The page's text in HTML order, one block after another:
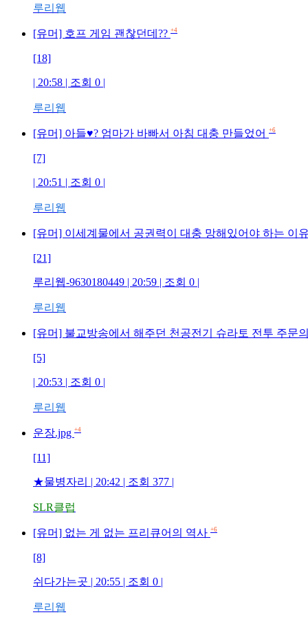
루리웹
[유머] 호프 게임 괜찮던데?? +4
[18]
| 20:58 | 조회 0 |
루리웹
[유머] 아들♥? 엄마가 바빠서 아침 대충 만들었어 +6
[7]
| 20:51 | 조회 0 |
루리웹
[유머] 이세계물에서 공권력이 대충 망해있어야 하는 이
[21]
루리웹-9630180449 | 20:59 | 조회 0 |
루리웹
[유머] 불교방송에서 해주던 천공전기 슈라토 전투 주문
[5]
| 20:53 | 조회 0 |
루리웹
운장.jpg +4
[11]
★물병자리 | 20:42 | 조회 377 |
SLR클럽
[유머] 없는 게 없는 프리큐어의 역사 +6
[8]
쉬다가는곳 | 20:55 | 조회 0 |
루리웹